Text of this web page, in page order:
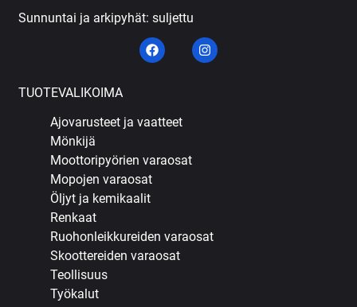
Sunnuntai ja arkipyhät: suljettu
TUOTEVALIKOIMA
Ajovarusteet ja vaatteet
Mönkijä
Moottoripyörien varaosat
Mopojen varaosat
Öljyt ja kemikaalit
Renkaat
Ruohonleikkureiden varaosat
Skoottereiden varaosat
Teollisuus
Työkalut